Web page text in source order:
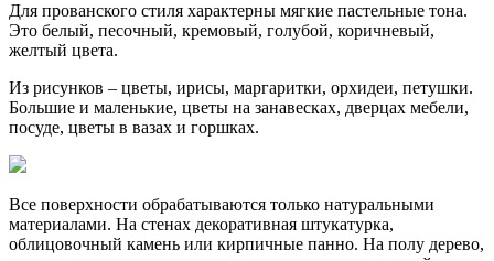
Для прованского стиля характерны мягкие пастельные тона.
Это белый, песочный, кремовый, голубой, коричневый,
желтый цвета.
Из рисунков – цветы, ирисы, маргаритки, орхидеи, петушки.
Большие и маленькие, цветы на занавесках, дверцах мебели,
посуде, цветы в вазах и горшках.
Все поверхности обрабатываются только натуральными
материалами. На стенах декоративная штукатурка,
облицовочный камень или кирпичные панно. На полу дерево,